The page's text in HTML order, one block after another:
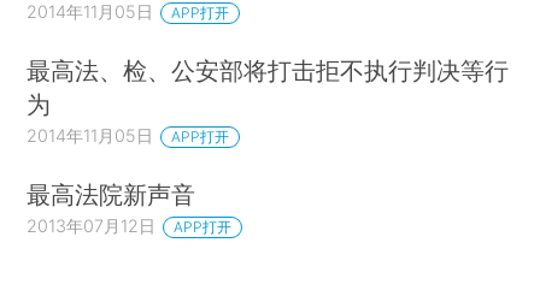
2014年11月05日 APP打开
最高法、检、公安部将打击拒不执行判决等行
为
2014年11月05日 APP打开
最高法院新声音
2013年07月12日 APP打开